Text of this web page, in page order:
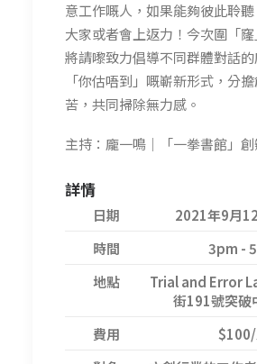
意工作嘅人，如果能夠彼此聆聽
大家或者會上返力！今次圍「
將請嚟致力倡導不同群體對話
「你估唔到」嘅嶄新形式，分
苦，共同掃除無力感。
主持：龐一鳴｜「一拳書館」創
詳情
日期
2021年9月12
時間
3pm -
地點
Trial and Error
街191號突破
費用
$100/